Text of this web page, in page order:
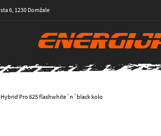
6, 1230 Domžale
Pro 625 flashwhite´n´black kolo